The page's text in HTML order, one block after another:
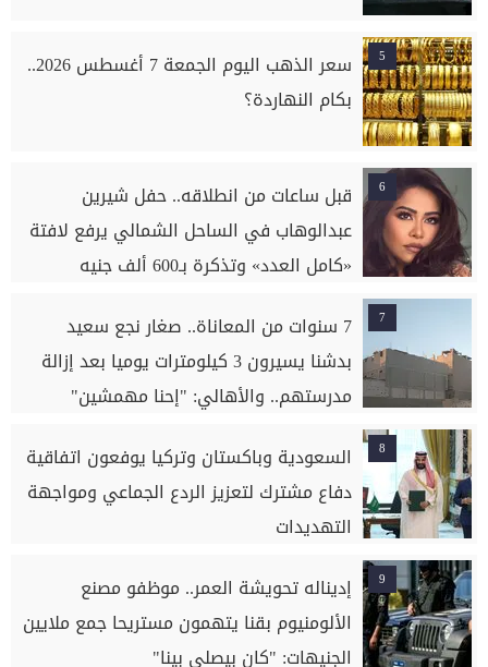
5
سعر الذهب اليوم الجمعة 7 أغسطس 2026..
بكام النهاردة؟
6
قبل ساعات من انطلاقه.. حفل شيرين
عبدالوهاب في الساحل الشمالي يرفع لافتة
«كامل العدد» وتذكرة بـ600 ألف جنيه
7
7 سنوات من المعاناة.. صغار نجع سعيد
بدشنا يسيرون 3 كيلومترات يوميا بعد إزالة
مدرستهم.. والأهالي: "إحنا مهمشين"
8
السعودية وباكستان وتركيا يوفعون اتفاقية
دفاع مشترك لتعزيز الردع الجماعي ومواجهة
التهديدات
9
إديناله تحويشة العمر.. موظفو مصنع
الألومنيوم بقنا يتهمون مستريحا جمع ملايين
الجنيهات: "كان بيصلي بينا"